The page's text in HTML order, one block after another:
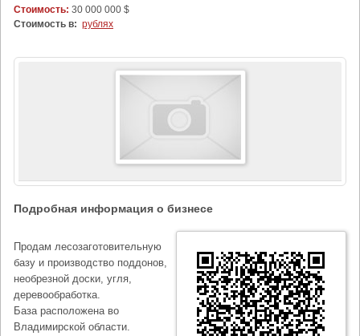
Стоимость: 30 000 000 $
Стоимость в: рублях
Подробная информация о бизнесе
Продам лесозаготовительную
базу и производство поддонов,
необрезной доски, угля,
деревообработка.
База расположена во
Владимирской области.